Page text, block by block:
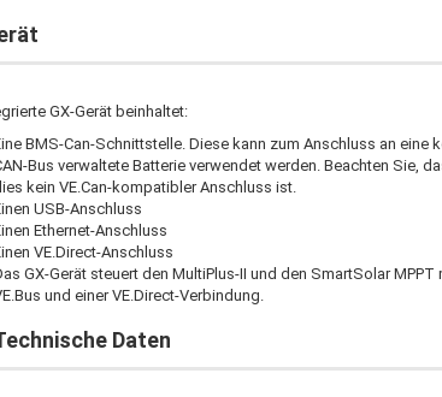
GX-Gerät beinhaltet:
BMS-Can-Schnittstelle. Diese kann zum Anschluss an eine
Bus verwaltete Batterie verwendet werden. Beachten Sie,
kein VE.Can-kompatibler Anschluss ist.
USB-Anschluss
Ethernet-Anschluss
VE.Direct-Anschluss
GX-Gerät steuert den MultiPlus-II und den SmartSolar MPPT
und einer VE.Direct-Verbindung.
Daten